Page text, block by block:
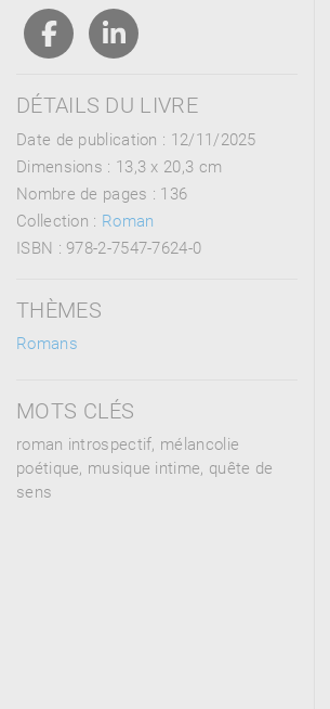
DÉTAILS DU LIVRE
Date de publication : 12/11/2025
Dimensions : 13,3 x 20,3 cm
Nombre de pages : 136
Collection : Roman
ISBN : 978-2-7547-7624-0
THÈMES
Romans
MOTS CLÉS
roman introspectif, mélancolie
poétique, musique intime, quête de
sens